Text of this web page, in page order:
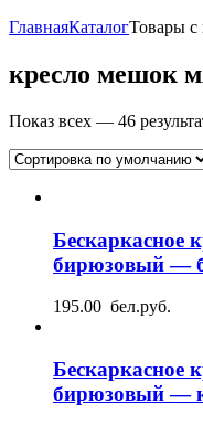
ГлавнаяКаталогТовары с
кресло мешок
Показ всех — 46
Бескаркасное
бирюзовый —
195.00 бел.руб.
Бескаркасное
бирюзовый —